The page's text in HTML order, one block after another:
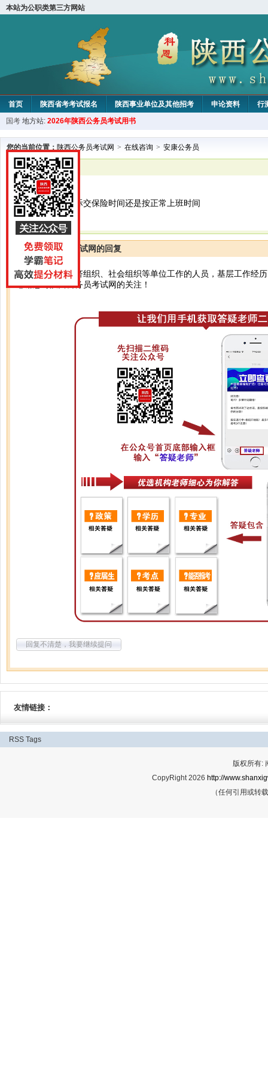
本站为公职类第三方网站
首页 陕西省考考试报名 陕西事业单位及其他招考 申论资料
行
国考 地方站: 2026年陕西公务员考试用书
您的当前位置： 陕西公务员考试网 > 在线咨询 > 安康公务员
已解决
安康公务员
工作经历是按实际交保险时间还是按正常上班时间
陕西公务员考试网的回复
您好，在其他经济组织、社会组织等单位工作的人员，基层工作经
感谢您对陕西公务员考试网的关注！
回复不清楚，我要继续提问
友情链接：
RSS Tags
版权所有:
CopyRight 2026 http://
（任何引用或转